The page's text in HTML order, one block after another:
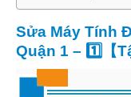
Sửa Máy Tính
Quận 1 – 1️⃣【